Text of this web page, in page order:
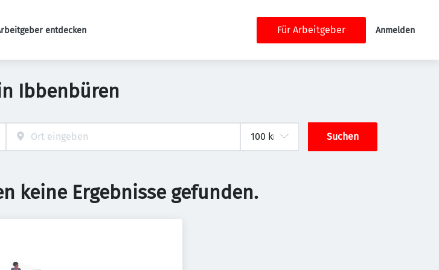
Navigationentdecken Für Arbeitgeber Anmelden
Ibbenbüren
Suchen
keine Ergebnisse gefunden.